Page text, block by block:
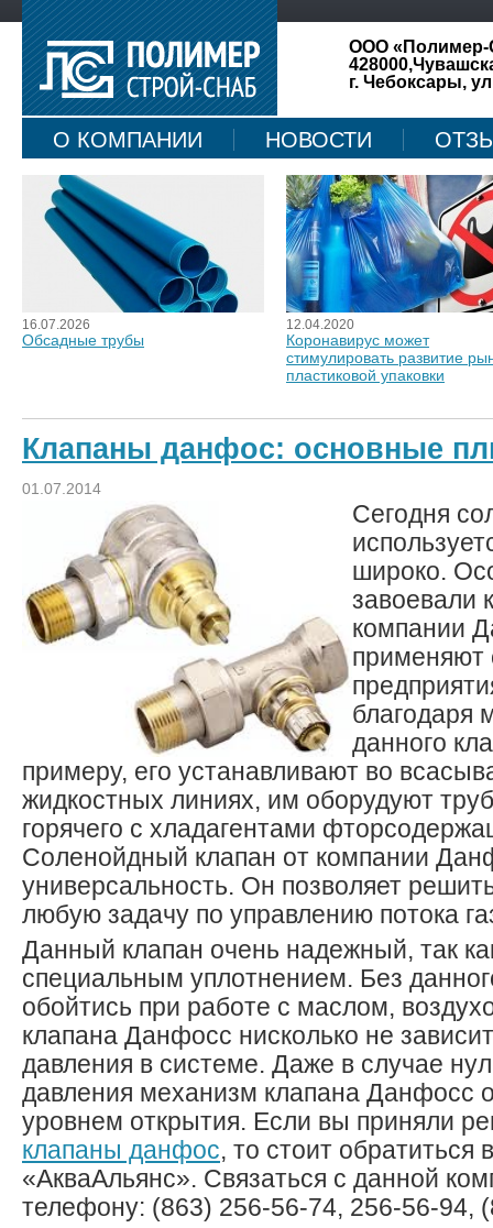
ООО «Полимер-
г. Чебоксары,
О КОМПАНИИ НОВОСТИ
КАРТА САЙТА
16.07.2026
Обсадные трубы
12.04.2020
Коронавирус может
стимулировать развитие
пластиковой упаковки
Клапаны данфос: основные
01.07.2014
Сегодня
широко.
завоевали
компании
применяют
благодаря
данного
примеру, его устанавливают во
жидкостных линиях, им оборудуют
горячего с хладагентами
Cоленойдный клапан от компании
универсальность. Он позволяет
любую задачу по управлению потока
Данный клапан очень надежный, так
специальным уплотнением. Без
обойтись при работе с маслом,
клапана Данфосс нисколько не
давления в системе. Даже в случае
давления механизм клапана Данфосс
уровнем открытия. Если вы приняли
клапаны данфос, то стоит
«АкваАльянс». Связаться с данной
телефону: (863) 256-56-74, 256-56-94,